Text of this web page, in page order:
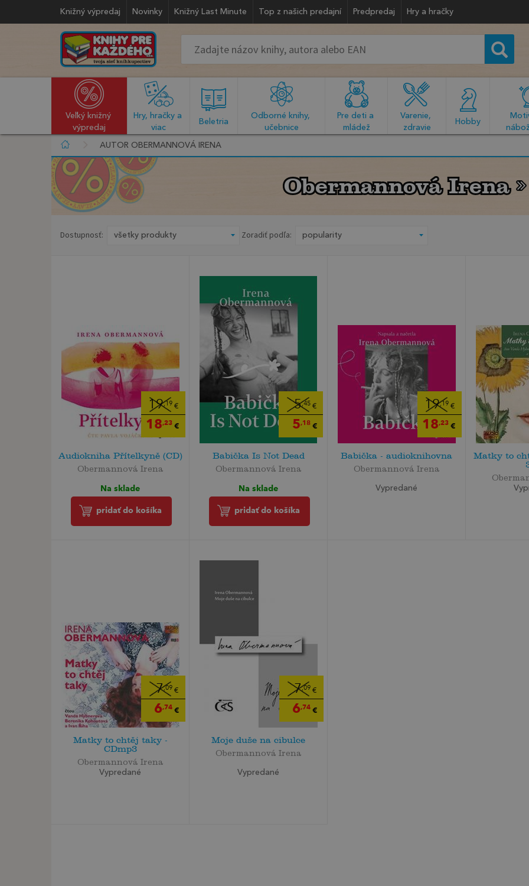
Knižný výpredaj Novinky Knižný Last Minute Top z našich predajní Predpredaj Hry a hračky
Veľký knižný
výpredaj
Hry, hračky a
viac
Beletria
Odborné knihy,
učebnice
Pre deti a
mládež
Varenie,
zdravie
Hobby
AUTOR OBERMANNOVÁ IRENA
Obermannová Irena
Obermannová Irena
Dostupnosť: Zoradiť podľa:
19,19 €
18,23 €
Audiokniha Přítelkyně (CD)
Obermannová Irena
Na sklade
pridať do košíka
5,45€
5,18€
Babička Is Not Dead
Obermannová Irena
Na sklade
pridať do košíka
19,19 €
18,23 €
Babička - audioknihovna
Obermannová Irena
Vypredané
Matky to
7,09 €
6,74 €
Matky to chtěj taky -
CDmp3
Obermannová Irena
Vypredané
7,09 €
6,74 €
Moje duše na cibulce
Obermannová Irena
Vypredané